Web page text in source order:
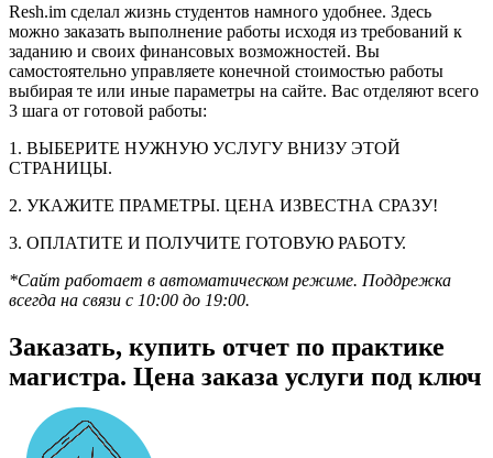
Resh.im сделал жизнь студентов намного удобнее. Здесь
можно заказать выполнение работы исходя из требований к
заданию и своих финансовых возможностей. Вы
самостоятельно управляете конечной стоимостью работы
выбирая те или иные параметры на сайте. Вас отделяют всего
3 шага от готовой работы:
1. ВЫБЕРИТЕ НУЖНУЮ УСЛУГУ ВНИЗУ ЭТОЙ
СТРАНИЦЫ.
2. УКАЖИТЕ ПРАМЕТРЫ. ЦЕНА ИЗВЕСТНА СРАЗУ!
3. ОПЛАТИТЕ И ПОЛУЧИТЕ ГОТОВУЮ РАБОТУ.
*Сайт работает в автоматическом режиме. Поддрежка
всегда на связи с 10:00 до 19:00.
Заказать, купить отчет по практике
магистра. Цена заказа услуги под ключ